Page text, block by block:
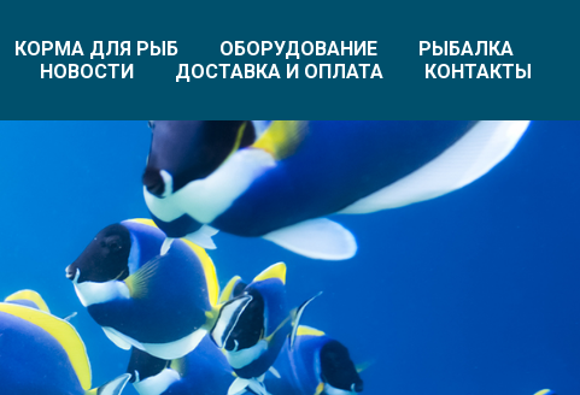
КОРМА ДЛЯ РЫБ ОБОРУДОВАНИЕ
РЫБАЛКА
НОВОСТИ ДОСТАВКА И ОПЛАТА КОНТАКТЫ